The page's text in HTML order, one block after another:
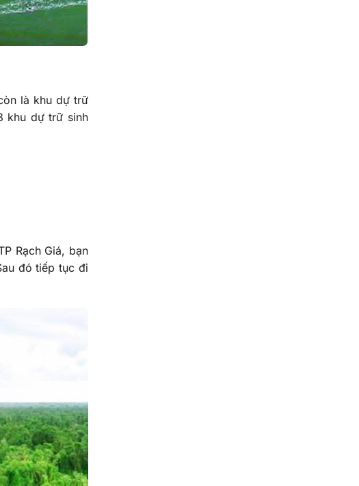
là khu dự trữ
khu dự trữ sinh
Rạch Giá, bạn
đó tiếp tục đi